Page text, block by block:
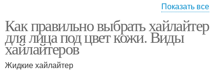
кожи
Сатиновый хайлайтер
Показать все
Как правильно выбрать хайлайтер
для лица под цвет кожи. Виды
хайлайтеров
Жидкие хайлайтер